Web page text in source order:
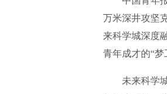
万米深井攻坚
来科学城深度
青年成才的“梦
未来科学城